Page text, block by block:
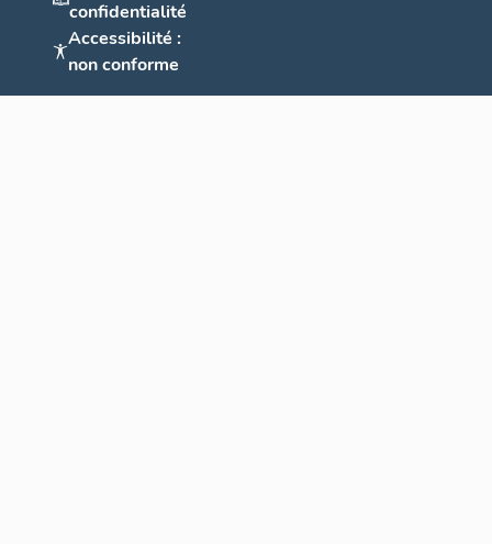
confidentialité
Accessibilité :
non conforme